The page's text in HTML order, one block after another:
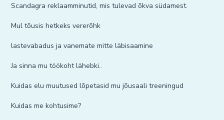
Scandagra reklaamminutid, mis tulevad õkva südamest.
Mul tõusis hetkeks vererõhk
lastevabadus ja vanemate mitte läbisaamine
Ja sinna mu töökoht lähebki..
Kuidas elu muutused lõpetasid mu jõusaali treeningud
Kuidas me kohtusime?